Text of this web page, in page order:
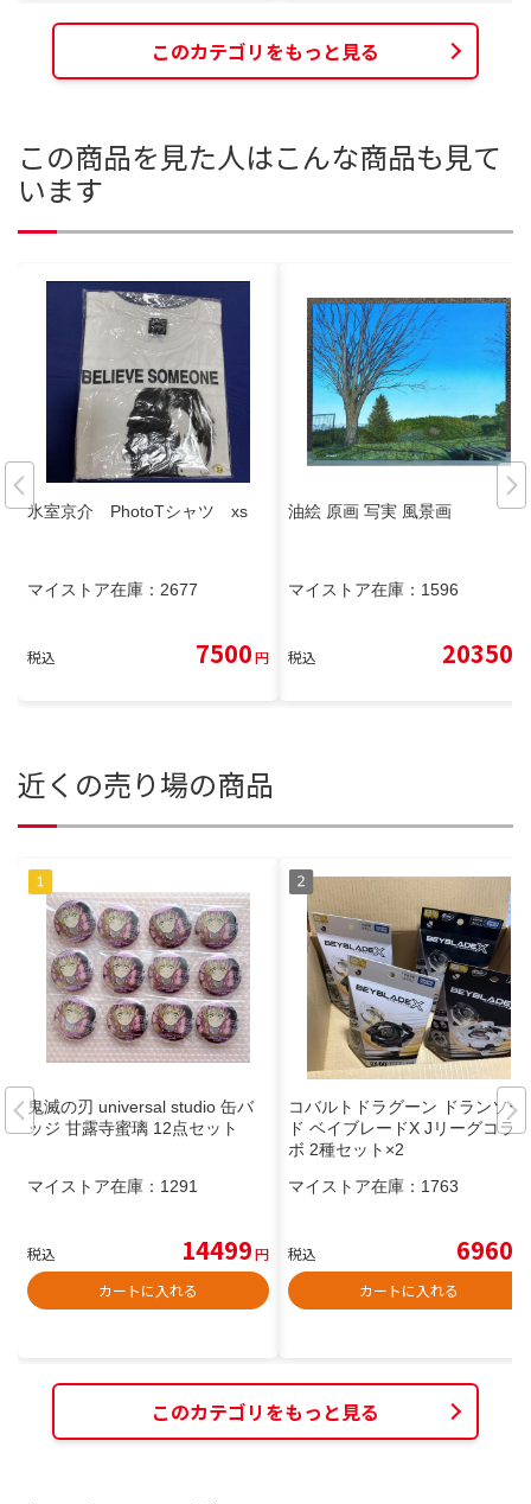
このカテゴリをもっと見る
この商品を見た人はこんな商品も見て
います
氷室京介 PhotoTシャツ xs
マイストア在庫： 2677
税込 7500円
油絵 原画 写実 風景画
マイストア在庫： 1596
税込 20350
近くの売り場の商品
鬼滅の刃 universal studio 缶バ
ッジ 甘露寺蜜璃 12点セット
マイストア在庫： 1291
税込 14499円
カートに入れる
コバルトドラグーン ドランソー
ド ベイブレードX Jリーグコラ
ボ 2種セット×2
マイストア在庫： 1763
税込 6960
カートに入れる
このカテゴリをもっと見る